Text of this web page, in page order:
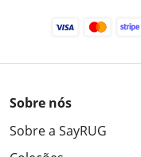
Sobre nós
Sobre a SayRUG